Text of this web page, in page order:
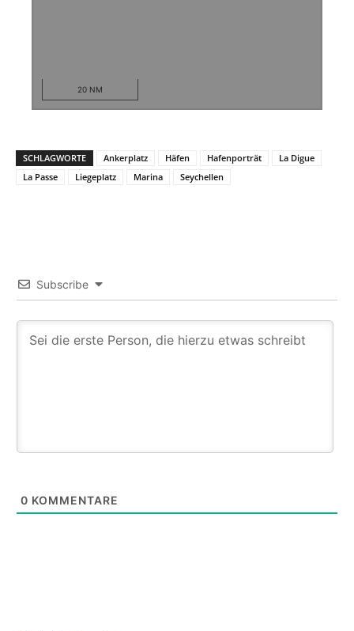
20 NM
SCHLAGWORTE Ankerplatz Häfen Hafenporträt
La Digue
La Passe
Liegeplatz Marina Seychellen
Subscribe
0 KOMMENTARE